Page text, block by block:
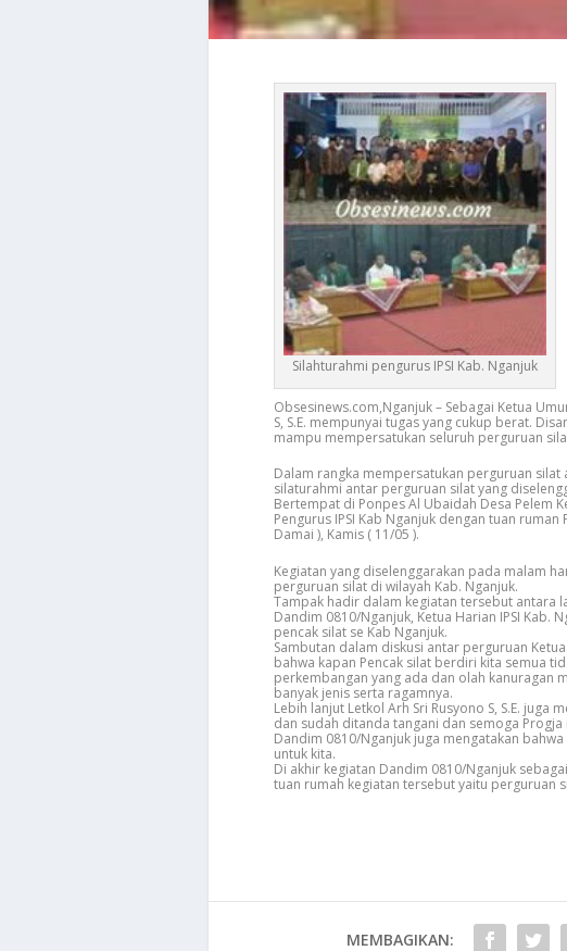
Silahturahmi pengurus IPSI Kab. Nganjuk
Obsesinews.com,Nganjuk – Sebagai Ketua
S, S.E. mempunyai tugas yang cukup berat.
mampu mempersatukan seluruh perguruan
Dalam rangka mempersatukan perguruan
silaturahmi antar perguruan silat yang
Bertempat di Ponpes Al Ubaidah Desa Pelem
Pengurus IPSI Kab Nganjuk dengan tuan
Damai ), Kamis ( 11/05 ).
Kegiatan yang diselenggarakan pada malam
perguruan silat di wilayah Kab. Nganjuk.
Tampak hadir dalam kegiatan tersebut antara
Dandim 0810/Nganjuk, Ketua Harian IPSI Kab.
pencak silat se Kab Nganjuk.
Sambutan dalam diskusi antar perguruan Ketua
bahwa kapan Pencak silat berdiri kita semua
perkembangan yang ada dan olah kanuragan
banyak jenis serta ragamnya.
Lebih lanjut Letkol Arh Sri Rusyono S, S.E.
dan sudah ditanda tangani dan semoga
Dandim 0810/Nganjuk juga mengatakan
untuk kita.
Di akhir kegiatan Dandim 0810/Nganjuk
tuan rumah kegiatan tersebut yaitu perguruan
MEMBAGIKAN: